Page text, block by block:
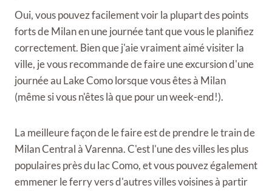
Oui, vous pouvez facilement voir la plupart des points
forts de Milan en une journée tant que vous le planifiez
correctement. Bien que j'aie vraiment aimé visiter la
ville, je vous recommande de faire une excursion d'une
journée au Lake Como lorsque vous êtes à Milan
(même si vous n'êtes là que pour un week-end!).
La meilleure façon de le faire est de prendre le train de
Milan Central à Varenna. C'est l'une des villes les plus
populaires près du lac Como, et vous pouvez également
emmener le ferry vers d'autres villes voisines à partir